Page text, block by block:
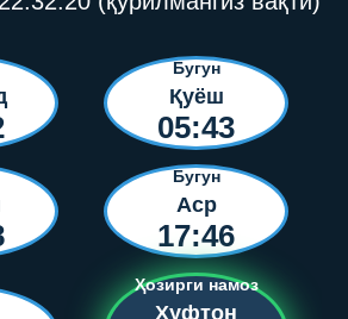
Бугун
Қуёш
05:43
Бугун
Аср
17:46
Ҳозирги намоз
Хуфтон